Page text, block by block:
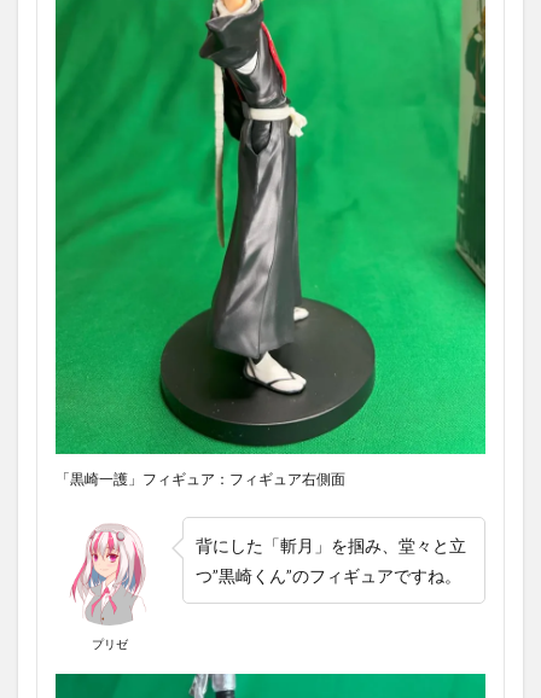
「黒崎一護」フィギュア：フィギュア右側面
プリゼ
背にした「斬月」を掴み、堂々と立
つ”黒崎くん”のフィギュアですね。